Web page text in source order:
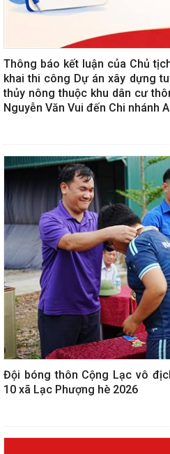
Thông báo kết luận của Chủ
khai thi công Dự án xây dựng
thủy nông thuộc khu dân cư
Nguyễn Văn Vui đến Chi nhánh
Đội bóng thôn Cộng Lạc vô
10 xã Lạc Phượng hè 2026